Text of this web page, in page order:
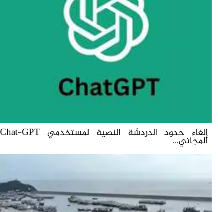
إلغاء حدود الدردشة النصية لمستخدمي Chat-GPT
المجاني...